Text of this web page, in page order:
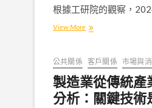
何
讓
品
穎
而
出？
根據工研院的觀察，
View More三
造
業
趨
勢
與
公共關係 客戶關係 市場與
製造業從傳統產
分析：關鍵技術